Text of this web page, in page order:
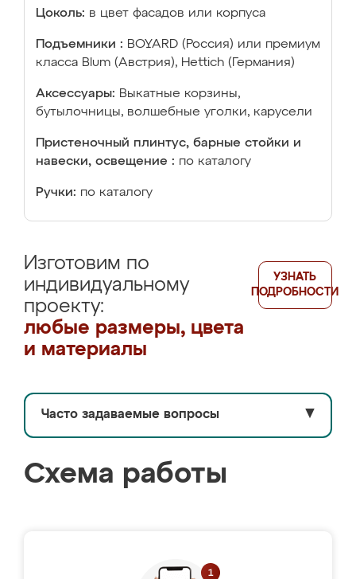
Цоколь: в цвет фасадов или корпуса
Подъемники : BOYARD (Россия) или премиум
класса Blum (Австрия), Hettich (Германия)
Аксессуары: Выкатные корзины,
бутылочницы, волшебные уголки, карусели
Пристеночный плинтус, барные стойки и
навески, освещение : по каталогу
Ручки: по каталогу
Изготовим по
индивидуальному
проекту:
любые размеры, цвета
и материалы
УЗНАТЬ
ПОДРОБНОСТИ
Часто задаваемые вопросы ▼
Схема работы